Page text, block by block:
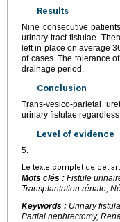
Results
Nine consecutive
urinary tract fistulae.
left in place on average
of cases. The tolerance
drainage period.
Conclusion
Trans-vesico-parietal
urinary fistulae
Level of evidence
5.
Le texte complet de cet
Mots clés : Fistule
Transplantation rénale,
Keywords : Urinary
Partial nephrectomy,